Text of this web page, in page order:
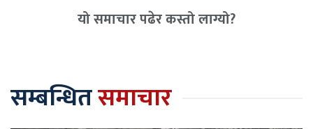
यो समाचार पढेर कस्तो लाग्यो?
सम्बन्धितसमाचार